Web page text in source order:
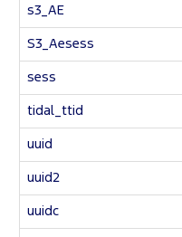
s3_AE
S3_Aesess
sess
tidal_ttid
uuid
uuid2
uuidc